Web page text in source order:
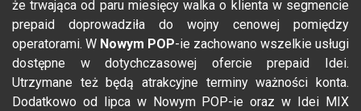
że trwająca od paru miesięcy walka o klienta w segmencie
prepaid doprowadziła do wojny cenowej pomiędzy
operatorami. W Nowym POP-ie zachowano wszelkie usługi
dostępne w dotychczasowej ofercie prepaid Idei.
Utrzymane też będą atrakcyjne terminy ważności konta.
Dodatkowo od lipca w Nowym POP-ie oraz w Idei MIX